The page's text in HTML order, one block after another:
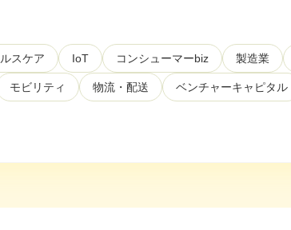
スケア IoT コンシューマーbiz 製造業
モビリティ 物流・配送 ベンチャーキャピタル